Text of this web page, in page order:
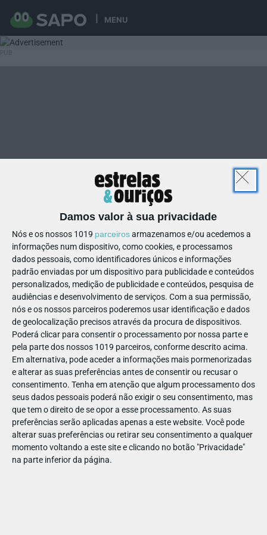
MENU
Damos valor à sua privacidade
Nós e os nossos 1019 parceirosarmazenamos e/ou acedemos a
informações num dispositivo, como cookies, e processamos
dados pessoais, como identificadores únicos e informações
padrão enviadas por um dispositivo para publicidade e conteúdos
personalizados, medição de publicidade e conteúdos, pesquisa de
audiências e desenvolvimento de serviços. Com a sua permissão,
nós e os nossos parceiros poderemos usar identificação e dados
de geolocalização precisos através da procura de dispositivos.
Poderá clicar para consentir o processamento por nossa parte e
pela parte dos nossos 1019 parceiros, conforme descrito acima.
Em alternativa, pode aceder a informações mais pormenorizadas
e alterar as suas preferências antes de consentir ou recusar o
consentimento. Tenha em atenção que algum processamento dos
seus dados pessoais poderá não exigir o seu consentimento, mas
que tem o direito de se opor a esse processamento. As suas
preferências serão aplicadas apenas a este website. Você pode
alterar suas preferências ou retirar seu consentimento a qualquer
momento voltando a este site e clicando no botão "Privacidade"
na parte inferior da página.
17
48533741422354